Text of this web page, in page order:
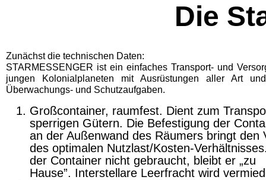
Die
Zunächst die technischen Daten:
STARMESSENGER ist ein einfaches Trans­port- und
jungen Kolonialplaneten mit Ausrü­stungen aller Art
Überwachungs- und Schutzaufgaben.
Großcontainer, raumfest. Dient zum
sperrigen Gütern. Die Befesti­gung der
an der Außenwand des Räumers bringt den
des optimalen Nutzlast/Kosten-
der Con­tainer nicht gebraucht, bleibt er „zu
Hause”. In­terstellare Leerfracht wird